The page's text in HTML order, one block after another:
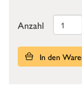
Anzahl
In den